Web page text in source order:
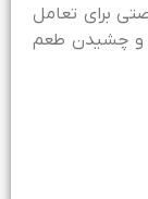
تعامل
طعم